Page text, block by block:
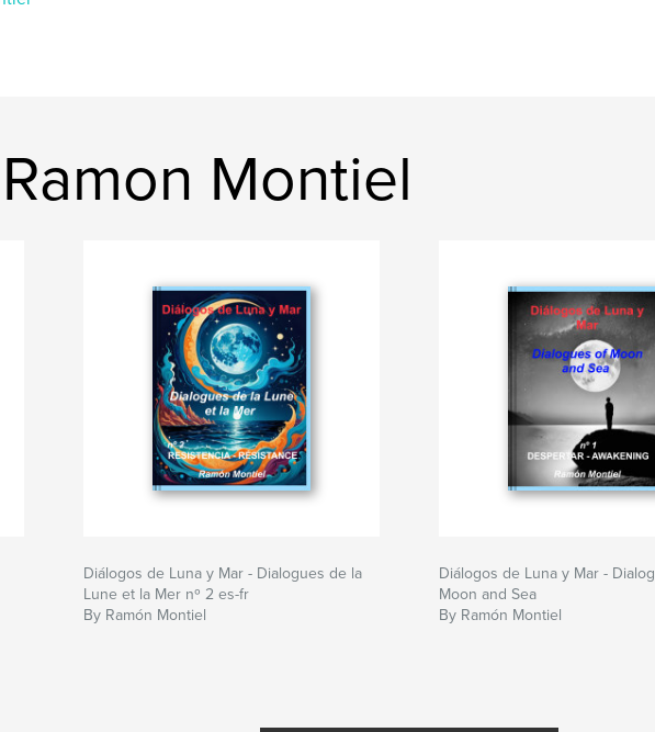
Montiel
Diálogos de Luna y Mar - Dialogues de la
Lune et la Mer nº 2 es-fr
By Ramón Montiel
Diálogos de Luna y Mar -
Moon and Sea
By Ramón Montiel